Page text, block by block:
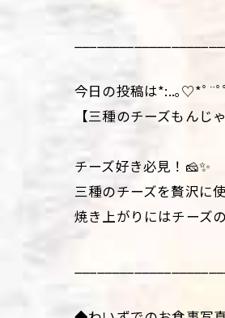
今日の投稿は*:..｡♡*ﾟ¨ﾟﾟ
【三種のチーズもんじ
チーズ好き必見！🧀✨
三種のチーズを贅沢に
焼き上がりにはチーズ